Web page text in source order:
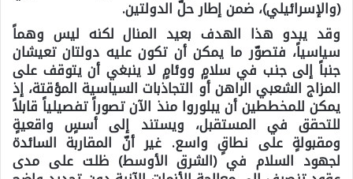
(والإسرائيلي)، ضمن إطار حلّ الدولتين.
وقد يبدو هذا الهدف بعيد المنال لكنه ليس وهماً
سياسياً، فتصوّر ما يمكن أن تكون عليه دولتان تعيشان
جنباً إلى جنب في سلامٍ ووئامٍ لا ينبغي أن يتوقف على
المزاج الشعبي الراهن أو التجاذبات السياسية المؤقتة، إذ
يمكن للمخططين أن يبلوروا منذ الآن تصوراً تفصيلياً قابلاً
للتحقق في المستقبل، ويستند إلى أسسٍ واقعيةٍ
ومقبولةٍ على نطاقٍ واسع. غير أنّ المقاربة السائدة
لجهود السلام في (الشرق الأوسط) ظلت على مدى